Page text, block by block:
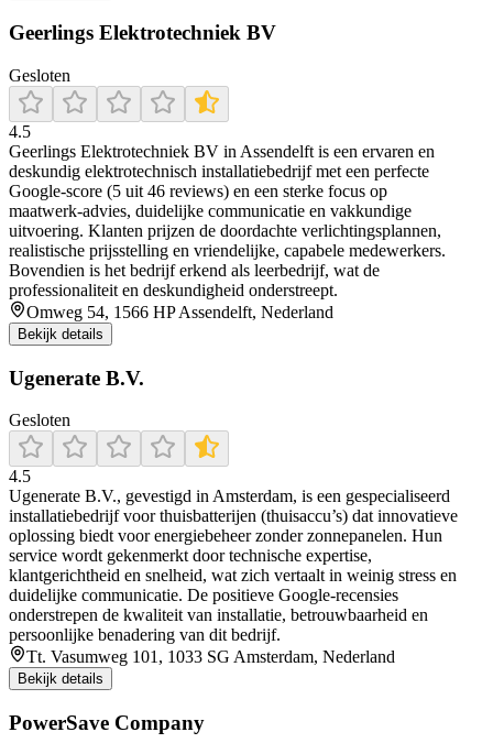
Geerlings Elektrotechniek BV
Gesloten
4.5
Geerlings Elektrotechniek BV in Assendelft is een ervaren en
deskundig elektrotechnisch installatiebedrijf met een perfecte
Google-score (5 uit 46 reviews) en een sterke focus op
maatwerk‑advies, duidelijke communicatie en vakkundige
uitvoering. Klanten prijzen de doordachte verlichtingsplannen,
realistische prijsstelling en vriendelijke, capabele medewerkers.
Bovendien is het bedrijf erkend als leerbedrijf, wat de
professionaliteit en deskundigheid onderstreept.
Omweg 54, 1566 HP Assendelft, Nederland
Bekijk details
Ugenerate B.V.
Gesloten
4.5
Ugenerate B.V., gevestigd in Amsterdam, is een gespecialiseerd
installatiebedrijf voor thuisbatterijen (thuisaccu’s) dat innovatieve
oplossing biedt voor energiebeheer zonder zonnepanelen. Hun
service wordt gekenmerkt door technische expertise,
klantgerichtheid en snelheid, wat zich vertaalt in weinig stress en
duidelijke communicatie. De positieve Google-recensies
onderstrepen de kwaliteit van installatie, betrouwbaarheid en
persoonlijke benadering van dit bedrijf.
Tt. Vasumweg 101, 1033 SG Amsterdam, Nederland
Bekijk details
PowerSave Company